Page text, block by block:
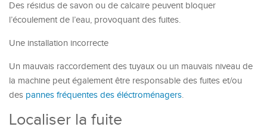
Des résidus de savon ou de calcaire peuvent bloquer
l’écoulement de l’eau, provoquant des fuites.
Une installation incorrecte
Un mauvais raccordement des tuyaux ou un mauvais niveau de
la machine peut également être responsable des fuites et/ou
des pannes fréquentes des éléctroménagers.
Localiser la fuite